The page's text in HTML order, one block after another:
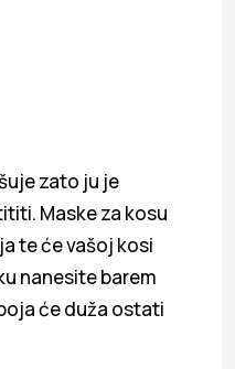
zato ju je
Maske za kosu
te će vašoj kosi
nanesite barem
će duža ostati